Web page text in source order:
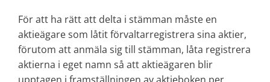
För att ha rätt att delta i stämman måste en
aktieägare som låtit förvaltarregistrera sina aktier,
förutom att anmäla sig till stämman, låta registrera
aktierna i eget namn så att aktieägaren blir